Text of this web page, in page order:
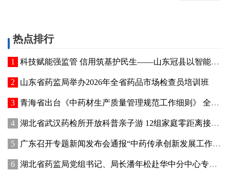
热点排行
科技赋能强监管 信用筑基护民生——山东冠县以智能管控提质“两定机构”医保服务能力
山东省药监局举办2026年全省药品市场检查员培训班
青海省出台《中药材生产质量管理规范工作细则》 全面强化中药材质量源头管控
湖北省武汉药检所开放科普亲子游 12组家庭零距离接触药品检验
广东召开专题新闻发布会通报“中药传承创新发展工作成效”
湖北省药监局党组书记、局长潘年松赴华中分中心专题调研全面从严治党工作 强调以高质量党建引领药监事业行稳致远